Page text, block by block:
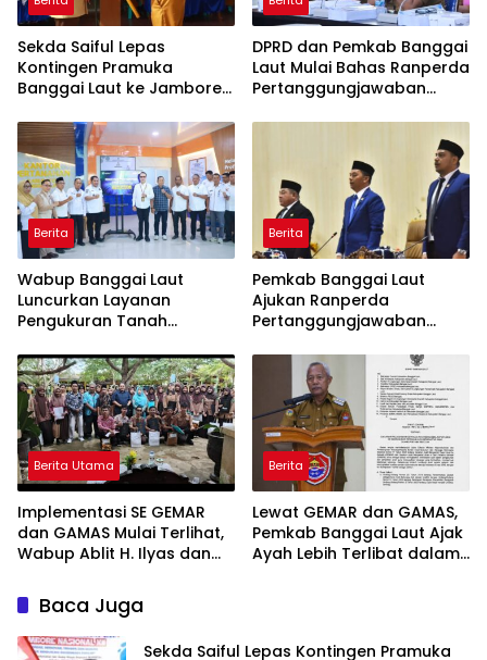
Sekda Saiful Lepas
Kontingen Pramuka
Banggai Laut ke Jambore
Jaga Nama Daerah
DPRD dan Pemkab Banggai
Laut Mulai Bahas Ranperda
Pertanggungjawaban
Berita
Wabup Banggai Laut
Luncurkan Layanan
Pengukuran Tanah
Akses dan Tingkatkan
Kepastian Hukum
Berita
Pemkab Banggai Laut
Ajukan Ranperda
Pertanggungjawaban
Pendapatan Tembus 97,02
Berita Utama
Implementasi SE GEMAR
dan GAMAS Mulai Terlihat,
Wabup Ablit H. Ilyas dan
Kompak Ambil Rapor Anak
Berita
Lewat GEMAR dan GAMAS,
Pemkab Banggai Laut Ajak
Ayah Lebih Terlibat dalam
Baca Juga
Sekda Saiful Lepas Kontingen Pramuka